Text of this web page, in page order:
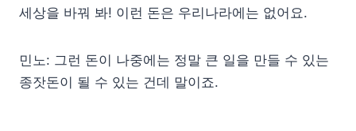
세상을 바꿔 봐! 이런 돈은 우리나라에는 없어요.
민노: 그런 돈이 나중에는 정말 큰 일을 만들 수 있는
종잣돈이 될 수 있는 건데 말이죠.